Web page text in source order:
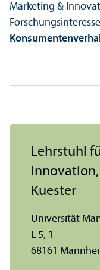
Marketing &
Lehr­stuhl
Kuester
Universität
L 5, 1
68161